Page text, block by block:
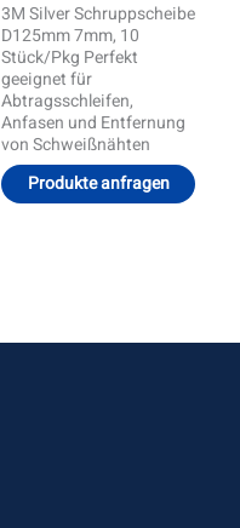
3M Silver Schruppscheibe
D125mm 7mm, 10
Stück/Pkg Perfekt
geeignet für
Abtragsschleifen,
Anfasen und Entfernung
von Schweißnähten
Produkte anfragen